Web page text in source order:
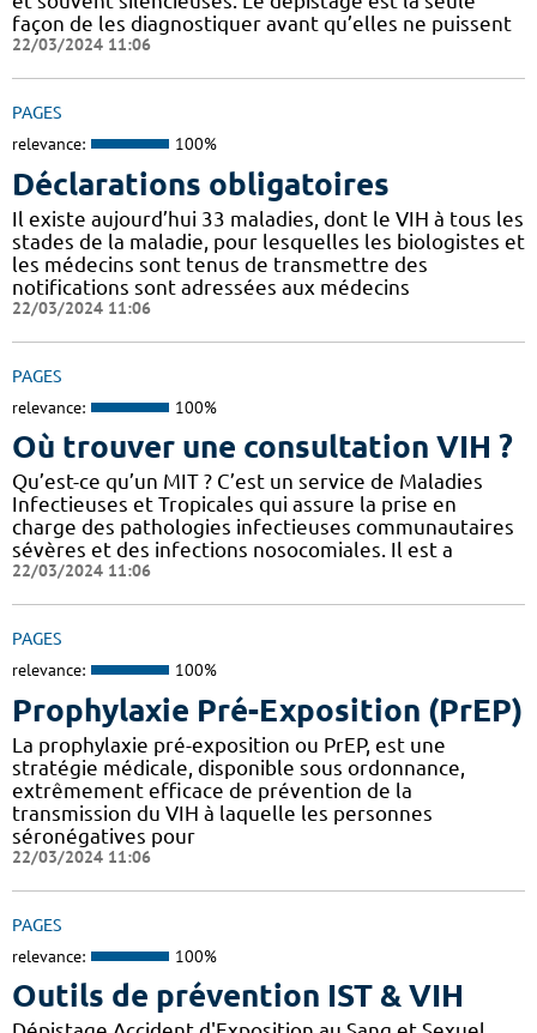
façon de les diagnostiquer avant qu’elles ne puissent
22/03/2024 11:06
PAGES
relevance: 100%
Déclarations obligatoires
Il existe aujourd’hui 33 maladies, dont le VIH à tous les
stades de la maladie, pour lesquelles les biologistes et
les médecins sont tenus de transmettre des
notifications sont adressées aux médecins
22/03/2024 11:06
PAGES
relevance: 100%
Où trouver une consultation VIH ?
Qu’est-ce qu’un MIT ? C’est un service de Maladies
Infectieuses et Tropicales qui assure la prise en
charge des pathologies infectieuses communautaires
sévères et des infections nosocomiales. Il est a
22/03/2024 11:06
PAGES
relevance: 100%
Prophylaxie Pré-Exposition (PrEP)
La prophylaxie pré-exposition ou PrEP, est une
stratégie médicale, disponible sous ordonnance,
extrêmement efficace de prévention de la
transmission du VIH à laquelle les personnes
séronégatives pour
22/03/2024 11:06
PAGES
relevance: 100%
Outils de prévention IST & VIH